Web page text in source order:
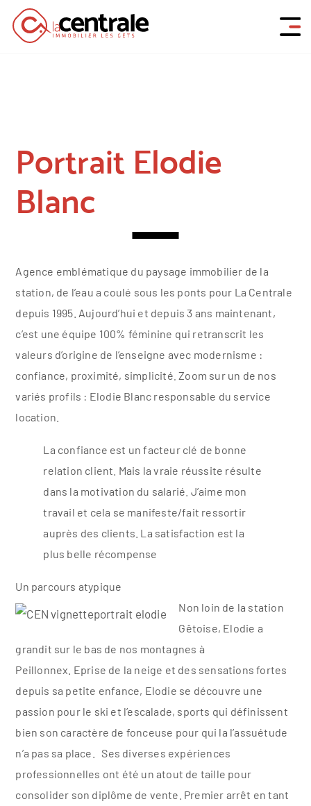
Portrait Elodie
Blanc
Agence emblématique du paysage immobilier de la
station, de l’eau a coulé sous les ponts pour La Centrale
depuis 1995. Aujourd’hui et depuis 3 ans maintenant,
c’est une équipe 100% féminine qui retranscrit les
valeurs d’origine de l’enseigne avec modernisme :
confiance, proximité, simplicité .Zoom sur un de nos
variés profils : Elodie Blanc responsable du service
location.
La confiance est un facteur clé de bonne
relation client. Mais la vraie réussite résulte
dans la motivation du salarié. J’aime mon
travail et cela se manifeste/fait ressortir
auprès des clients. La satisfaction est la
plus belle récompense
Un parcours atypique
Non loin de la station
Gêtoise, Elodie a
grandit sur le bas de nos montagnes à
Peillonnex. Eprise de la neige et des sensations fortes
depuis sa petite enfance, Elodie se découvre une
passion pour le ski et l’escalade, sports qui définissent
bien son caractère de fonceuse pour qui la l’assuétude
n’a pas sa place. Ses diverses expériences
professionnelles ont été un atout de taille pour
consolider son diplôme de vente. Premier arrêt en tant